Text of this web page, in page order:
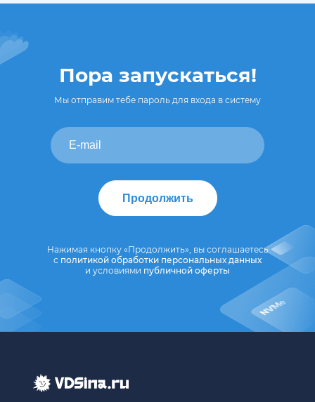
Пора запускаться!
Мы отправим тебе пароль для входа в систему
Продолжить
Нажимая кнопку «Продолжить», вы соглашаетесь
с политикой обработки персональных данных
и условиями публичной оферты